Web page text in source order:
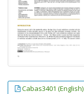
Cabas3401 (English)